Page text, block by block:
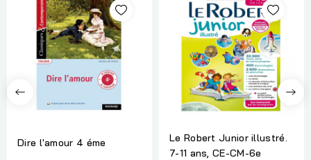
Dire l'amour 4 éme
Le Robert Junior illustré.
7-11 ans, CE-CM-6e